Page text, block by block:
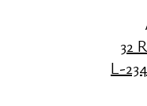
32
L-